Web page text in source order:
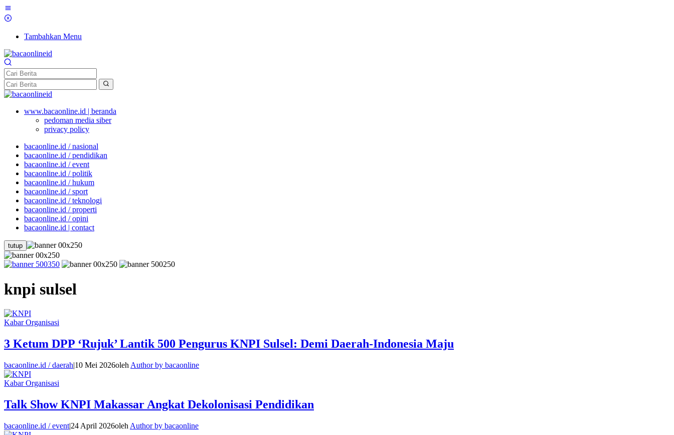
Tambahkan Menu
www.bacaonline.id | beranda
pedoman media siber
privacy policy
bacaonline.id / nasional
bacaonline.id / pendidikan
bacaonline.id / event
bacaonline.id / politik
bacaonline.id / hukum
bacaonline.id / sport
bacaonline.id / teknologi
bacaonline.id / properti
bacaonline.id / opini
bacaonline.id | contact
tutup
knpi sulsel
Kabar Organisasi
3 Ketum DPP ‘Rujuk’ Lantik 500 Pengurus KNPI Sulsel: Demi Daerah-Indonesia Maju
bacaonline.id / daerah|10 Mei 2026oleh Author by bacaonline
Kabar Organisasi
Talk Show KNPI Makassar Angkat Dekolonisasi Pendidikan
bacaonline.id / event|24 April 2026oleh Author by bacaonline